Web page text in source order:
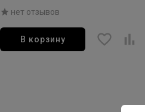
нет отзывов
В корзину